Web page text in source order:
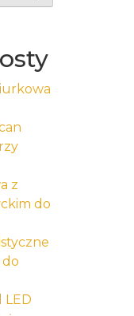
z
do
do
LED